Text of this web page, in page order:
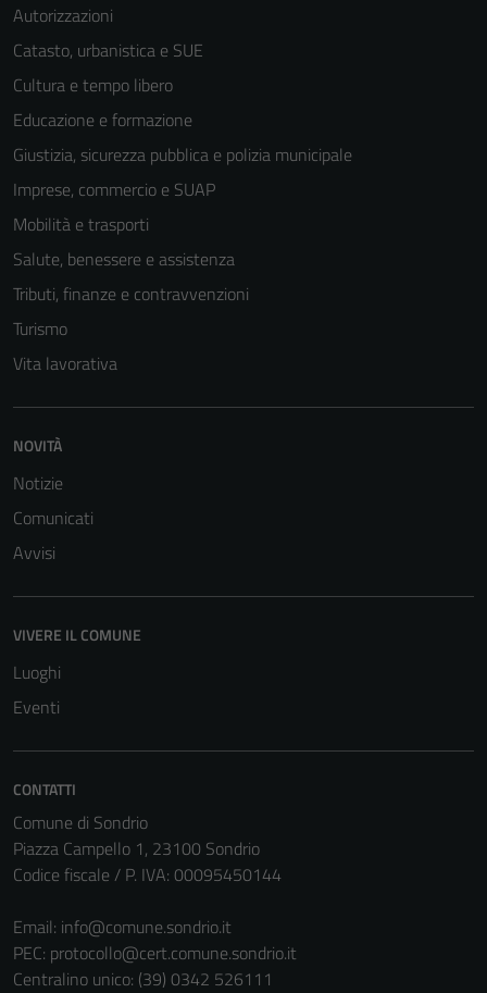
Autorizzazioni
Catasto, urbanistica e SUE
Cultura e tempo libero
Educazione e formazione
Giustizia, sicurezza pubblica e polizia municipale
Imprese, commercio e SUAP
Mobilità e trasporti
Salute, benessere e assistenza
Tributi, finanze e contravvenzioni
Turismo
Vita lavorativa
NOVITÀ
Notizie
Comunicati
Avvisi
VIVERE IL COMUNE
Luoghi
Eventi
CONTATTI
Comune di Sondrio
Piazza Campello 1, 23100 Sondrio
Codice fiscale / P. IVA: 00095450144
Email: info@comune.sondrio.it
PEC: protocollo@cert.comune.sondrio.it
Centralino unico: (39) 0342 526111
per il
disabilitati.
informazioni